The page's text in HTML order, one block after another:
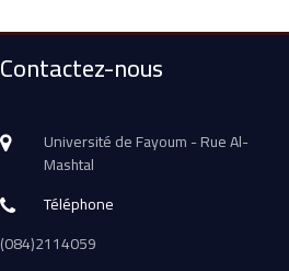
Contactez-nous
Université de Fayoum - Rue Al-
Mashtal
Téléphone
(084)2114059